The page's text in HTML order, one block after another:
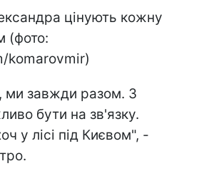
цінують кожну
(фото:
komarovmir)
ми завжди разом. З
бути на зв'язку.
у лісі під Києвом", -